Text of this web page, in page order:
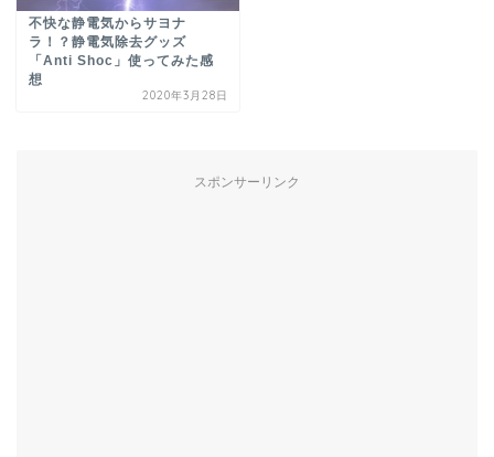
不快な静電気からサヨナ
ラ！？静電気除去グッズ
「Anti Shoc」使ってみた感
想
2020年3月28日
スポンサーリンク